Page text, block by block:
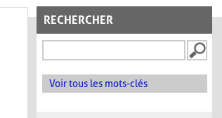
RECHERCHER
Voir tous les mots-clés